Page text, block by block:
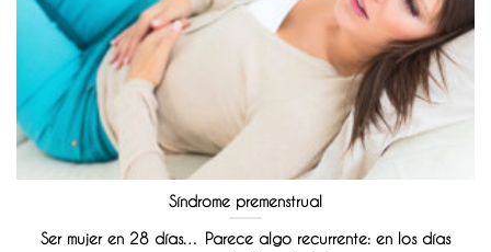
Síndrome premenstrual
Ser mujer en 28 días… Parece algo recurrente: en los días